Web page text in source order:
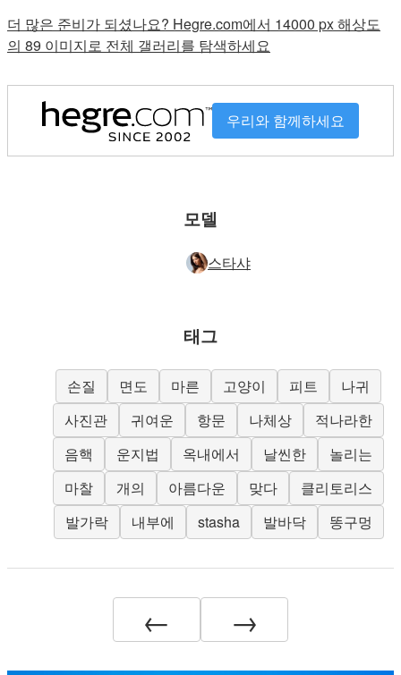
더 많은 준비가 되셨나요? Hegre.com에서 14000 px 해상도
의 89 이미지로 전체 갤러리를 탐색하세요
우리와 함께하세요
모델
스타샤
태그
손질 면도 마른 고양이 피트
나귀
사진관
귀여운 항문 나체상
적나라한
음핵
운지법 옥내에서 날씬한
놀리는
마찰
개의 아름다운 맞다
클리토리스
발가락
내부에 stasha 발바닥 똥구멍
← →